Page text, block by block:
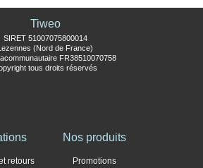
Tiweo
SIRET 51007075800014
(Nord de France)
FR38510070758
tous droits réservés
retours
Nos produits
Promotions